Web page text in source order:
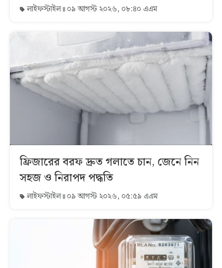
লাইফস্টাইল ০৯ আগস্ট ২০২৬, ০৮:৪০ এএম
ফ্রিজারের বরফ দ্রুত গলাতে চান, জেনে নিন
সহজ ও নিরাপদ পদ্ধতি
লাইফস্টাইল ০৯ আগস্ট ২০২৬, ০৫:৫৯ এএম